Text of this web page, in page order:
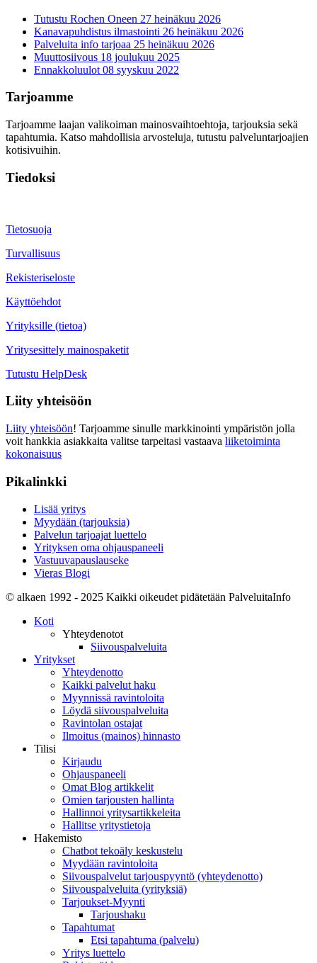
Tutustu Rochen Oneen 27 heinäkuu 2026
Kanavapuhdistus ilmastointi 26 heinäkuu 2026
Palveluita info tarjoaa 25 heinäkuu 2026
Muuttosiivous 18 joulukuu 2025
Ennakkoluulot 08 syyskuu 2022
Tarjoamme
Tarjoamme laajan valikoiman mainosvaihtoehtoja, tarjouksia sekä
tapahtumia. Katso mahdollisia arvosteluja, tutustu palveluntarjoajien
kotisivuihin.
Tiedoksi
Tietosuoja
Turvallisuus
Rekisteriseloste
Käyttöehdot
Yrityksille (tietoa)
Yritysesittely mainospaketit
Tutustu HelpDesk
Liity yhteisöön
Liity yhteisöön! Tarjoamme sinulle markkinointi ympäristön jolla
voit hankkia asiakkaita valitse tarpeitasi vastaava liiketoiminta
kokonaisuus
Pikalinkki
Lisää yritys
Myydään (tarjouksia)
Palvelun tarjoajat luettelo
Yrityksen oma ohjauspaneeli
Vastuuvapauslauseke
Vieras Blogi
© alkaen 1992 - 2025 Kaikki oikeudet pidätetään PalveluitaInfo
Koti
Yhteydenotot
Siivouspalveluita
Yritykset
Yhteydenotto
Kaikki palvelut haku
Myynnissä ravintoloita
Löydä siivouspalveluita
Ravintolan ostajat
Ilmoitus (mainos) hinnasto
Tilisi
Kirjaudu
Ohjauspaneeli
Omat Blog artikkelit
Omien tarjousten hallinta
Hallinnoi yritysartikkeleita
Hallitse yritystietoja
Hakemisto
Chatbot tekoäly keskustelu
Myydään ravintoloita
Siivouspalvelut tarjouspyyntö (yhteydenotto)
Siivouspalveluita (yrityksiä)
Tarjoukset-Myynti
Tarjoushaku
Tapahtumat
Etsi tapahtuma (palvelu)
Yritys luettelo